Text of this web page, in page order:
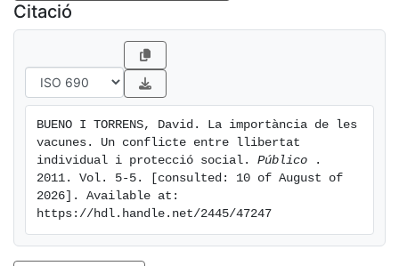
Citació
BUENO I TORRENS, David. La importància de les
vacunes. Un conflicte entre llibertat
individual i protecció social. Público
.
2011. Vol. 5-5. [consulted: 10 of August of
2026]. Available at:
https://hdl.handle.net/2445/47247